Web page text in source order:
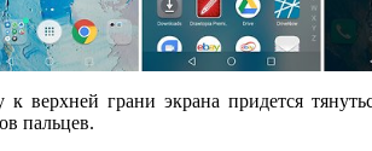
верхней грани экрана придется
пальцев.